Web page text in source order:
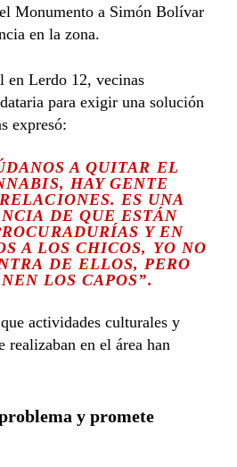
Monumento a Simón Bolívar
en la zona.
en Lerdo 12, vecinas
para exigir una solución
expresó:
A QUITAR EL
HAY GENTE
ES UNA
DE QUE ESTÁN
Y EN
A LOS CHICOS, YO NO
DE ELLOS, PERO
LOS CAPOS”.
actividades culturales y
realizaban en el área han
y promete